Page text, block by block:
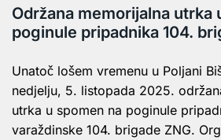
Održana memorijalna utrka
poginule pripadnika 104.
Unatoč lošem vremenu u Poljani
nedjelju, 5. listopada 2025.
utrka u spomen na poginule
varaždinske 104. brigade ZNG.